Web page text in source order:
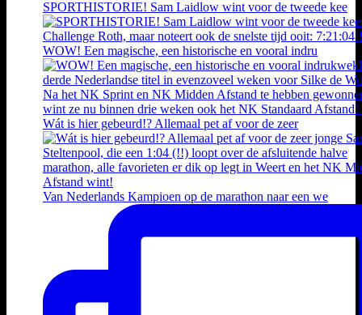
SPORTHISTORIE! Sam Laidlow wint voor de tweede kee
WOW! Een magische, een historische en vooral indru
Wát is hier gebeurd!? Allemaal pet af voor de zeer
Van Nederlands Kampioen op de marathon naar een we